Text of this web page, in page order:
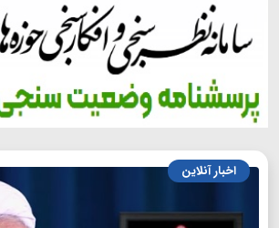
اخبار آنلاین